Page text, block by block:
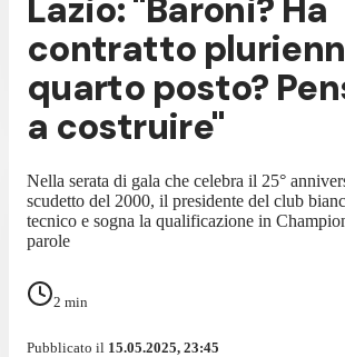
Lazio: "Baroni? Ha
contratto
quarto posto?
a costruire"
Nella serata di gala che celebra il 25°
scudetto del 2000, il presidente del club
tecnico e sogna la qualificazione in
parole
2 min
Pubblicato il 15.05.2025, 23:45